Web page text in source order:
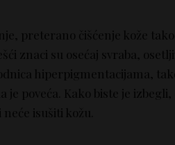
preterano čišćenje kože
znaci su osećaj svraba,
hiperpigmentacijama,
je poveća. Kako biste je
neće isušiti kožu.